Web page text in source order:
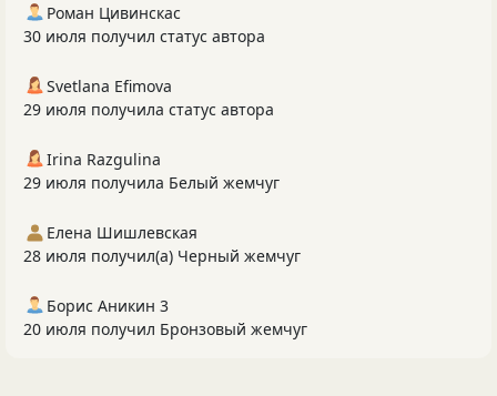
Роман Цивинскас
30 июля получил статус автора
Svetlana Efimova
29 июля получила статус автора
Irina Razgulina
29 июля получила Белый жемчуг
Елена Шишлевская
28 июля получил(а) Черный жемчуг
Борис Аникин 3
20 июля получил Бронзовый жемчуг